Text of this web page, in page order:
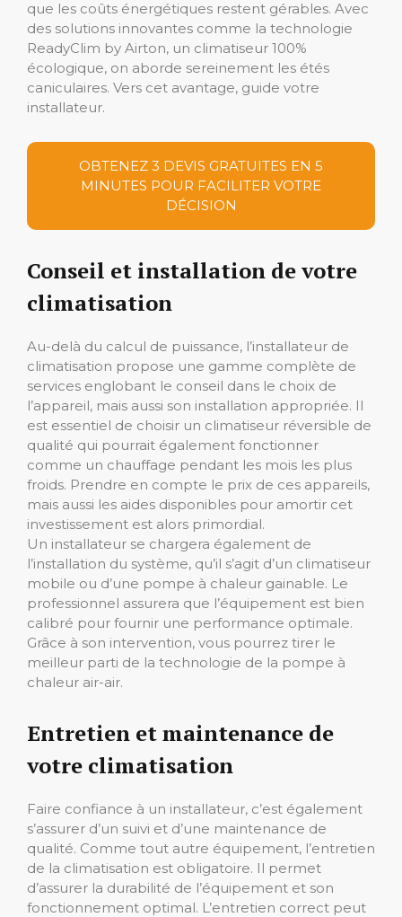
que les coûts énergétiques restent gérables. Avec
des solutions innovantes comme la technologie
ReadyClim by Airton, un climatiseur 100%
écologique, on aborde sereinement les étés
caniculaires. Vers cet avantage, guide votre
installateur.
OBTENEZ 3 DEVIS GRATUITES EN 5
MINUTES POUR FACILITER VOTRE
DÉCISION
Conseil et installation de votre
climatisation
Au-delà du calcul de puissance, l’installateur de
climatisation propose une gamme complète de
services englobant le conseil dans le choix de
l’appareil, mais aussi son installation appropriée. Il
est essentiel de choisir un climatiseur réversible de
qualité qui pourrait également fonctionner
comme un chauffage pendant les mois les plus
froids. Prendre en compte le prix de ces appareils,
mais aussi les aides disponibles pour amortir cet
investissement est alors primordial.
Un installateur se chargera également de
l’installation du système, qu’il s’agit d’un climatiseur
mobile ou d’une pompe à chaleur gainable. Le
professionnel assurera que l’équipement est bien
calibré pour fournir une performance optimale.
Grâce à son intervention, vous pourrez tirer le
meilleur parti de la technologie de la pompe à
chaleur air-air.
Entretien et maintenance de
votre climatisation
Faire confiance à un installateur, c’est également
s’assurer d’un suivi et d’une maintenance de
qualité. Comme tout autre équipement, l’entretien
de la climatisation est obligatoire. Il permet
d’assurer la durabilité de l’équipement et son
fonctionnement optimal. L’entretien correct peut